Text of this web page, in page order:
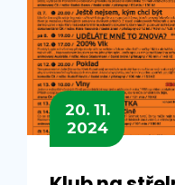
20. 11.
2024